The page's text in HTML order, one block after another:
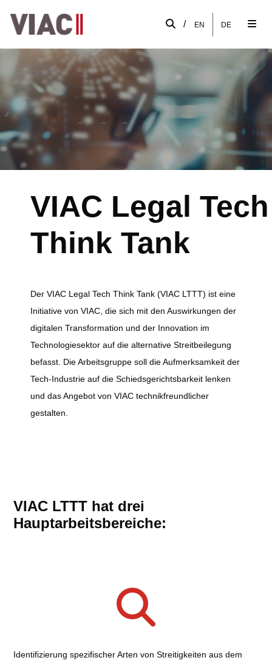
/ EN DE
VIAC Legal Tech
Think Tank
Der VIAC Legal Tech Think Tank (VIAC LTTT) ist eine
Initiative von VIAC, die sich mit den Auswirkungen der
digitalen Transformation und der Innovation im
Technologiesektor auf die alternative Streitbeilegung
befasst. Die Arbeitsgruppe soll die Aufmerksamkeit der
Tech-Industrie auf die Schiedsgerichtsbarkeit lenken
und das Angebot von VIAC technikfreundlicher
gestalten.
VIAC LTTT hat drei
Hauptarbeitsbereiche:
Identifizierung spezifischer Arten von Streitigkeiten aus dem